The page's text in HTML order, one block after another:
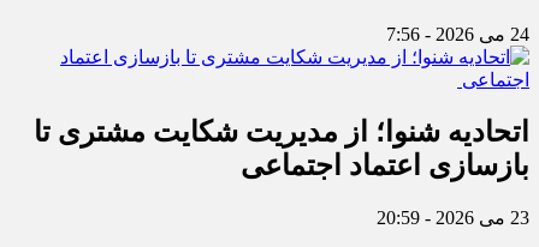
24 می 2026 - 7:56
اتحادیه شنوا؛ از مدیریت شکایت مشتری تا
بازسازی اعتماد اجتماعی ‌
23 می 2026 - 20:59